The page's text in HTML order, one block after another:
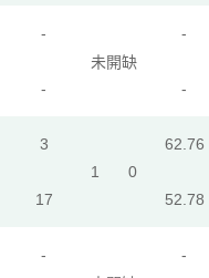
-
未開缺
-
- -
3
1
0
62.76
17 52.78
-
-